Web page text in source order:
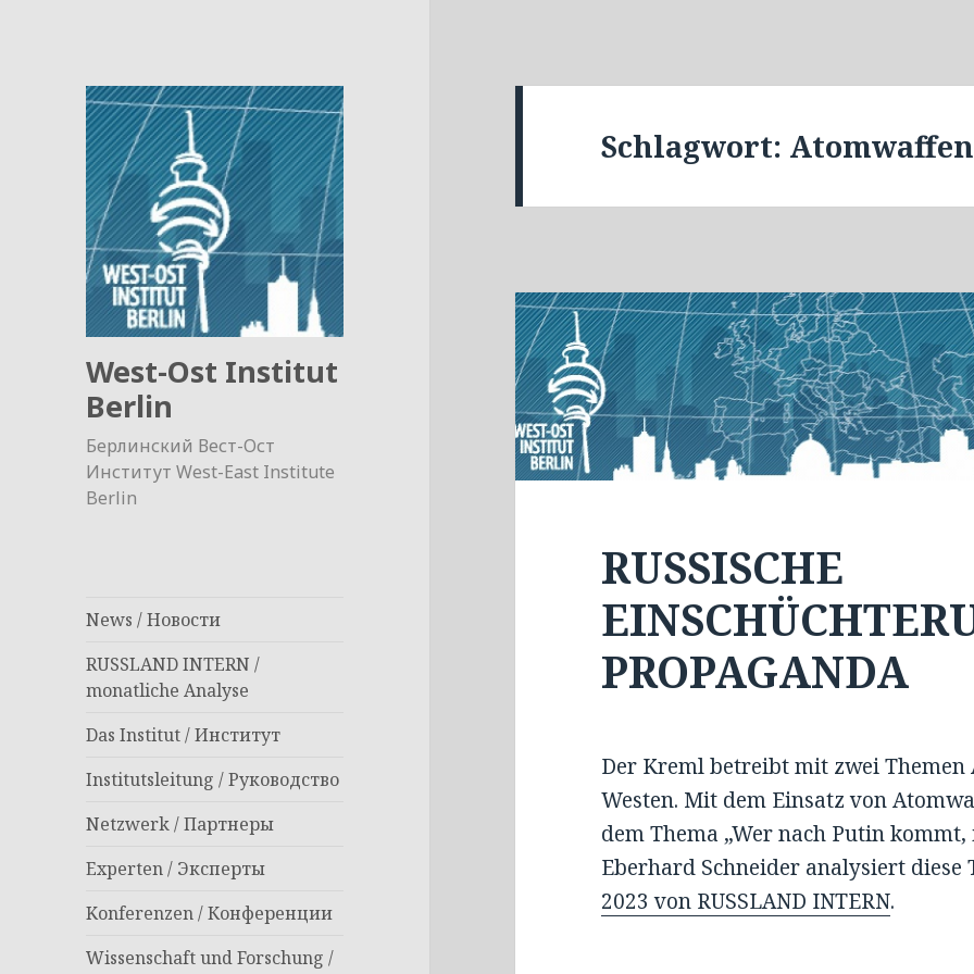
West-Ost Institut
Berlin
Берлинский Вест-Ост
Институт West-East Institute
Berlin
News / Новости
RUSSLAND INTERN /
monatliche Analyse
Das Institut / Институт
Institutsleitung / Руководство
Netzwerk / Партнеры
Experten / Эксперты
Konferenzen / Конференции
Wissenschaft und Forschung /
Schlagwort: Atomwaffen
RUSSISCHE
PROPAGANDA
Der Kreml betreibt mit zwei
Westen. Mit dem Einsatz von
dem Thema „Wer nach Putin
Eberhard Schneider analysiert
2023 von RUSSLAND INTERN.